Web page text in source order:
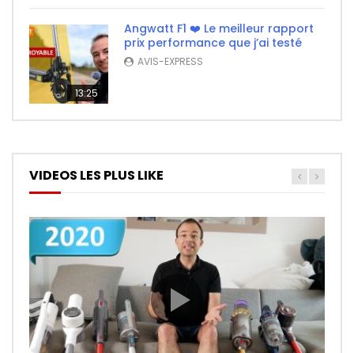
13:25
Angwatt F1 ❤️ Le meilleur rapport
prix performance que j’ai testé
AVIS-EXPRESS
VIDEOS LES PLUS LIKE